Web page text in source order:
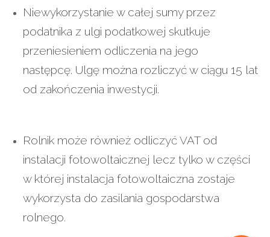
Niewykorzystanie w całej sumy przez
podatnika z ulgi podatkowej skutkuje
przeniesieniem odliczenia na jego
następcę. Ulgę można rozliczyć w ciągu 15 lat
od zakończenia inwestycji.
Rolnik może również odliczyć VAT od
instalacji fotowoltaicznej lecz tylko w części
w której instalacja fotowoltaiczna zostaje
wykorzysta do zasilania gospodarstwa
rolnego.